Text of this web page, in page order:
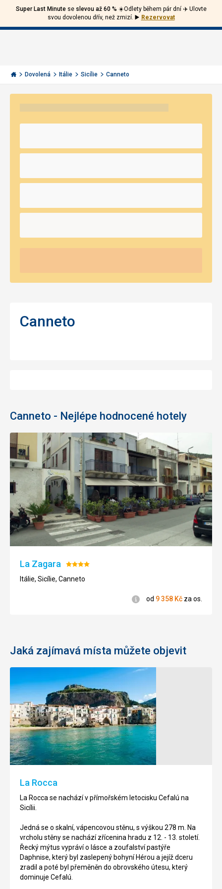
Jít
Invia.cz
Volejte
226
000
Přihlásit
se
Dovolená Itálie Sicílie Canneto
Canneto
Canneto - Nejlépe hodnocené hotely
La Zagara Hodnocení:
4/5
Itálie, Sicílie, Canneto
Informace
od 9 358 Kč za os.
Jaká zajímavá místa můžete objevit
La Rocca
La Rocca se nachází v přímořském letocisku Cefalú na
Sicílii.
Jedná se o skalní, vápencovou stěnu, s výškou 278 m. Na
vrcholu stěny se nachází zřícenina hradu z 12. - 13. století.
Řecký mýtus vypráví o lásce a zoufalství pastýře
Daphnise, který byl zaslepený bohyní Hérou a jejíž dceru
zradil a poté byl přeměněn do obrovského útesu, který
dominuje Cefalú.
Pláž
Lungomare
Pláž
Lungomare
se
nachází
ve
Cefalú
Sicílii.
písečnou
pláž,
moře
Pláž
Salinelle
Pláž
Salinelle
leží
asi
7
směrem
Jedná
písčitou
pláž,
Super Last Minutese slevou až 60 % ☀️Odlety během pár dní ✈️ Ulovte
svou dovolenou dřív, než zmizí. ▶️ Rezervovat